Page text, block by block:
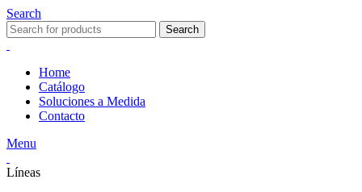
Search
Search
Home
Catálogo
Soluciones a Medida
Contacto
Menu
Líneas